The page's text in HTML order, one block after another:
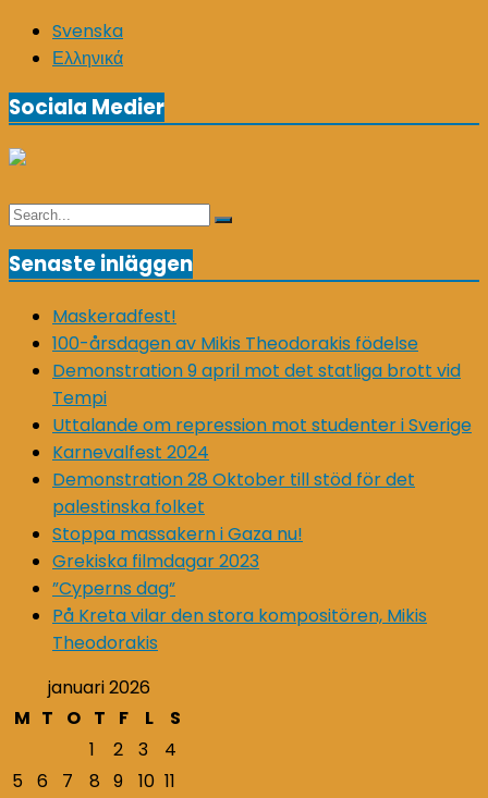
Svenska
Ελληνικά
Sociala Medier
Search
Search
Senaste inläggen
Maskeradfest!
100-årsdagen av Mikis Theodorakis födelse
Demonstration 9 april mot det statliga brott vid
Tempi
Uttalande om repression mot studenter i Sverige
Karnevalfest 2024
Demonstration 28 Oktober till stöd för det
palestinska folket
Stoppa massakern i Gaza nu!
Grekiska filmdagar 2023
”Cyperns dag”
På Kreta vilar den stora kompositören, Mikis
Theodorakis
januari 2026
M T O T F L
S
1
2 3
4
5 6 7 8 9 10 11